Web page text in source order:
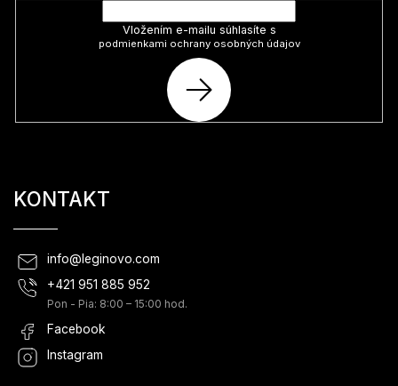
Vložením e-mailu súhlasíte s
podmienkami ochrany osobných údajov
PRIHLÁSIŤ
SA
KONTAKT
info@ leginovo.com
+421 951 885 952
Pon - Pia: 8:00 – 15:00 hod.
Facebook
Instagram